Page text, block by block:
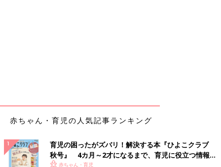
赤ちゃん・育児の人気記事ランキング
育児の困ったがズバリ！解決する本『ひよこクラブ
秋号』 4カ月～2才になるまで、育児に役立つ情報が
赤ちゃん・育児